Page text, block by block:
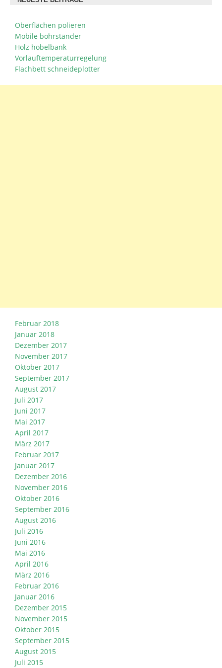
Oberflächen polieren
Mobile bohrständer
Holz hobelbank
Vorlauftemperaturregelung
Flachbett schneideplotter
Februar 2018
Januar 2018
Dezember 2017
November 2017
Oktober 2017
September 2017
August 2017
Juli 2017
Juni 2017
Mai 2017
April 2017
März 2017
Februar 2017
Januar 2017
Dezember 2016
November 2016
Oktober 2016
September 2016
August 2016
Juli 2016
Juni 2016
Mai 2016
April 2016
März 2016
Februar 2016
Januar 2016
Dezember 2015
November 2015
Oktober 2015
September 2015
August 2015
Juli 2015